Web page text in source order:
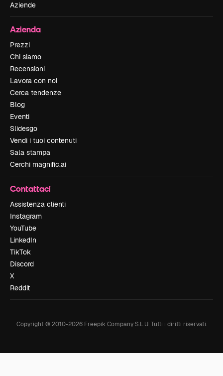
Aziende
Azienda
Prezzi
Chi siamo
Recensioni
Lavora con noi
Cerca tendenze
Blog
Eventi
Slidesgo
Vendi i tuoi contenuti
Sala stampa
Cerchi magnific.ai
Contattaci
Assistenza clienti
Instagram
YouTube
LinkedIn
TikTok
Discord
X
Reddit
Copyright © 2010-2026Freepik Company S.L.U. Tutti i diritti riservati.